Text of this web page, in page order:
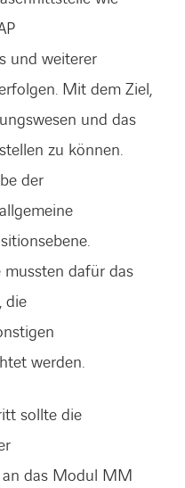
und weiterer
Mit dem Ziel,
und das
zu können.
der
dafür das
die
werden.
sollte die
das Modul MM